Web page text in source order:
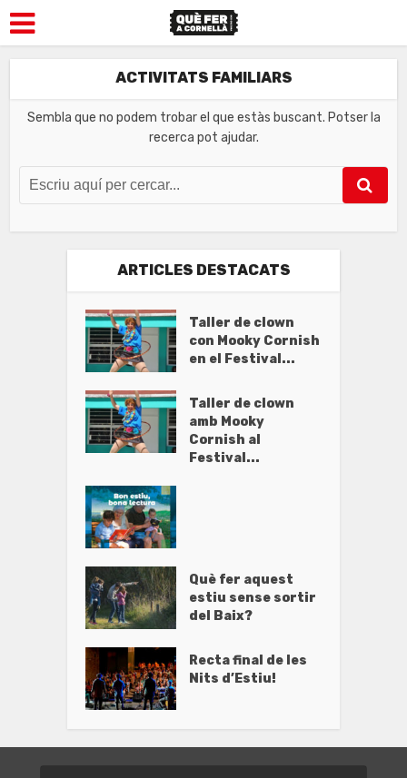
ACTIVITATS FAMILIARS
Sembla que no podem trobar el que estàs buscant. Potser la
recerca pot ajudar.
ARTICLES DESTACATS
Taller de clown
con Mooky Cornish
en el Festival...
Taller de clown
amb Mooky
Cornish al
Festival...
Què fer aquest
estiu sense sortir
del Baix?
Recta final de les
Nits d’Estiu!